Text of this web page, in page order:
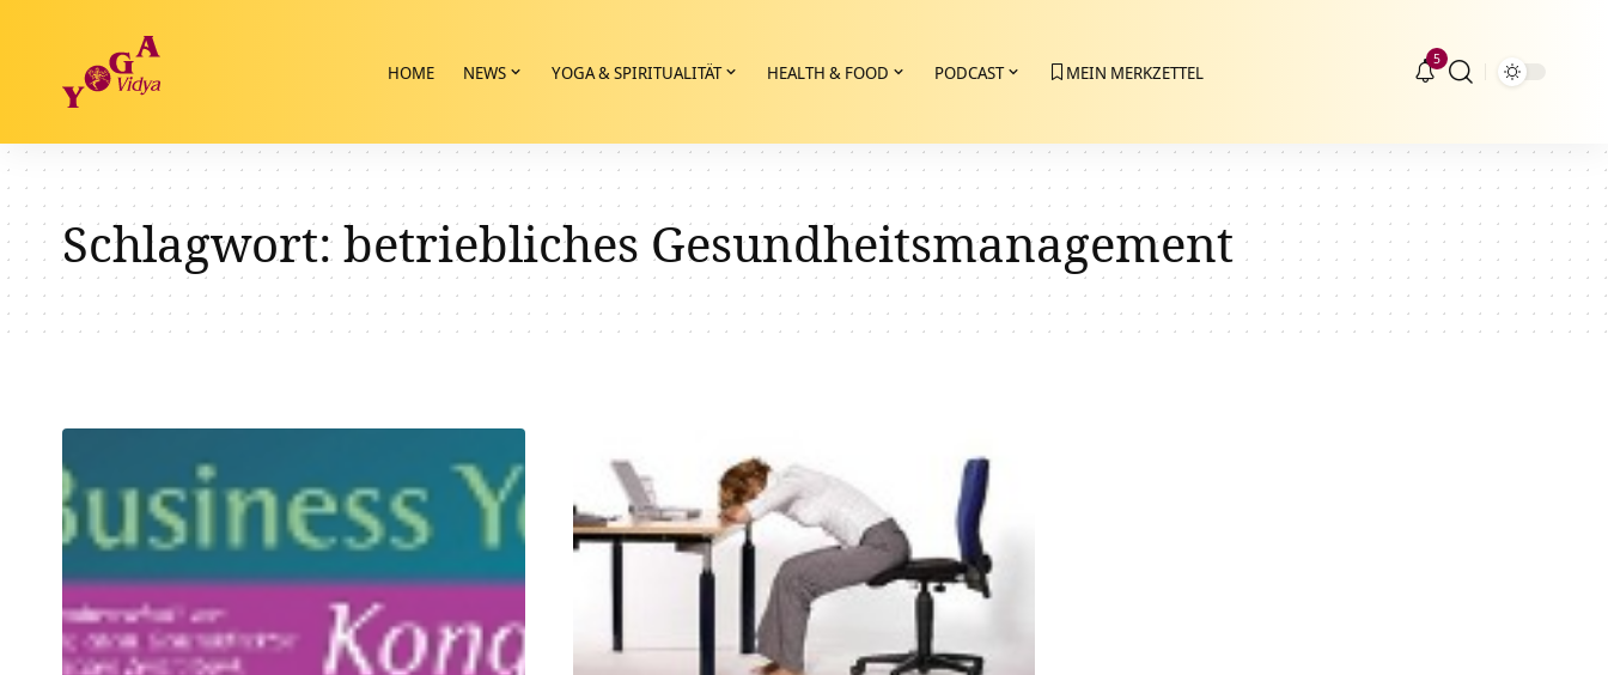
HOME NEWS YOGA & SPIRITUALITÄT HEALTH & FOOD PODCAST MEIN MERKZETTEL
5
Schlagwort:betriebliches Gesundheitsmanagement